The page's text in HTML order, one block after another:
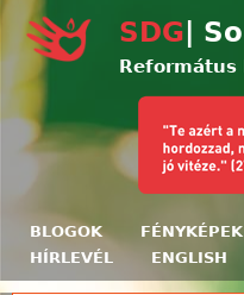
Ugrás a
SDG |
Református
BLOGOK FÉNYKÉPEK
HÍRLEVÉL
ENGLISH